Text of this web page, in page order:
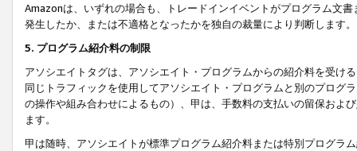
Amazonは、いずれの場合も、トレードインイベントがプログラム文
発生したか、または不適格となったかを独自の裁量により判断します。
5. プログラム紹介料の制限
アソシエイトタグは、アソシエイト・プログラムからの紹介料を受け
同じトラフィックを使用してアソシエイト・プログラムと別のプログ
の操作や組み合わせによるもの）、甲は、手数料の支払いの留保およ
ます。
甲は随時、アソシエイトが標準プログラム紹介料または特別プログラ